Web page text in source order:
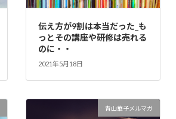
伝え方が9割は本当だった_も
っとその講座や研修は売れる
のに・・
2021年5月18日
青山華子メルマガ